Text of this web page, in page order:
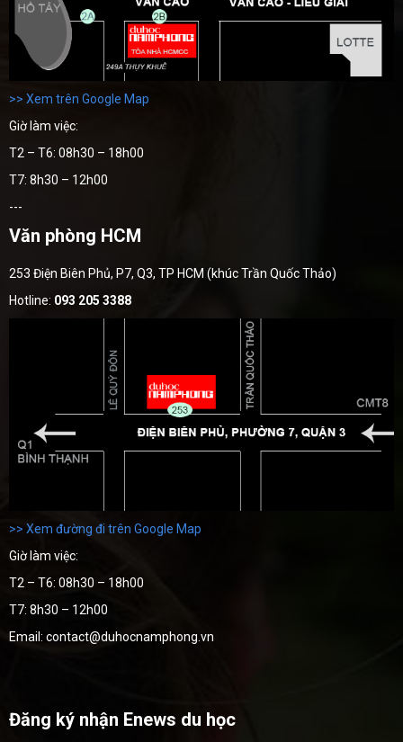
>> Xem trên Google Map
Giờ làm việc:
T2 – T6: 08h30 – 18h00
T7: 8h30 – 12h00
---
Văn phòng HCM
253 Điện Biên Phủ, P7, Q3, TP HCM (khúc Trần Quốc Thảo)
Hotline: 093 205 3388
>> Xem đường đi trên Google Map
Giờ làm việc:
T2 – T6: 08h30 – 18h00
T7: 8h30 – 12h00
Email: contact@duhocnamphong.vn
Đăng ký nhận Enews du học